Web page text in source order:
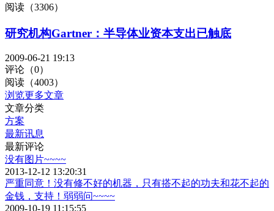
阅读（3306）
研究机构Gartner：半导体业资本支出已触底
2009-06-21 19:13
评论（0）
阅读（4003）
浏览更多文章
文章分类
方案
最新讯息
最新评论
没有图片~~~~
2013-12-12 13:20:31
严重同意！没有修不好的机器，只有搭不起的功夫和花不起的
金钱，支持！弱弱问~~~~
2009-10-19 11:15:55